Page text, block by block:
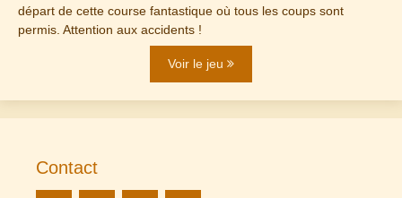
départ de cette course fantastique où tous les coups sont
permis. Attention aux accidents !
Voir le jeu
Contact